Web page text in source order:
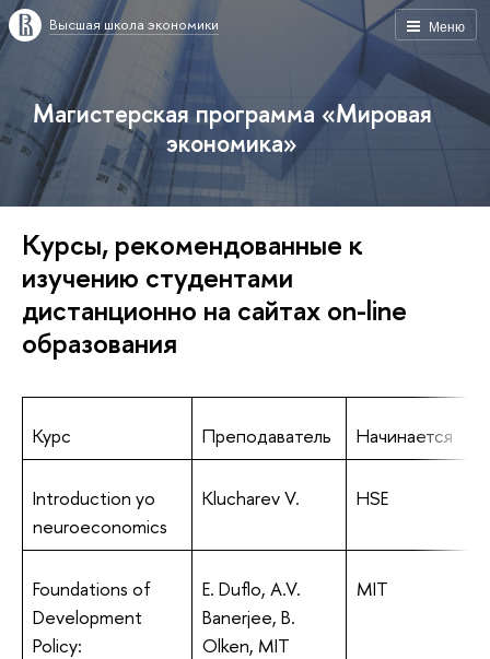
Меню
Высшая школа экономики
Магистерская программа «Мировая
экономика»
Курсы, рекомендованные к
изучению студентами
дистанционно на сайтах on-line
образования
Курс Преподаватель Начинается
Introduction yo
neuroeconomics
Klucharev V. HSE
Foundations of
Development
Policy:
E. Duflo, A.V.
Banerjee, B.
Olken, MIT
MIT